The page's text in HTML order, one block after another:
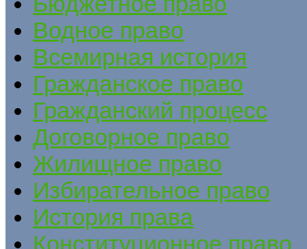
Водное право
Всемирная история
Гражданское право
Гражданский процесс
Договорное право
Жилищное право
Избирательное право
История права
Конституционное право